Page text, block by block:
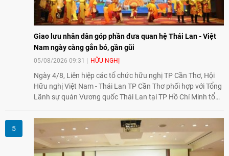
Giao lưu nhân dân góp phần đưa quan hệ Thái Lan - Việt
Nam ngày càng gắn bó, gần gũi
05/08/2026 09:31 HỮU NGHỊ
Ngày 4/8, Liên hiệp các tổ chức hữu nghị TP Cần Thơ, Hội
Hữu nghị Việt Nam - Thái Lan TP Cần Thơ phối hợp với Tổng
Lãnh sự quán Vương quốc Thái Lan tại TP Hồ Chí Minh tổ
Việt Nam - Thái Lan (1976-2026). Tại đây, nhấn mạnh vai trò
của giao lưu nhân dân, Tổng Lãnh sự Thái Lan cho biết các
hoạt động trao đổi về văn hóa, giáo dục, du lịch, ẩm thực,
nghệ thuật và giao lưu thanh niên đã góp phần đưa quan hệ